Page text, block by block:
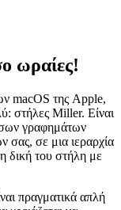
χρήστη για
ωραίες!
macOS της Apple,
στήλες Miller. Είναι
γραφημάτων
δική του στήλη με